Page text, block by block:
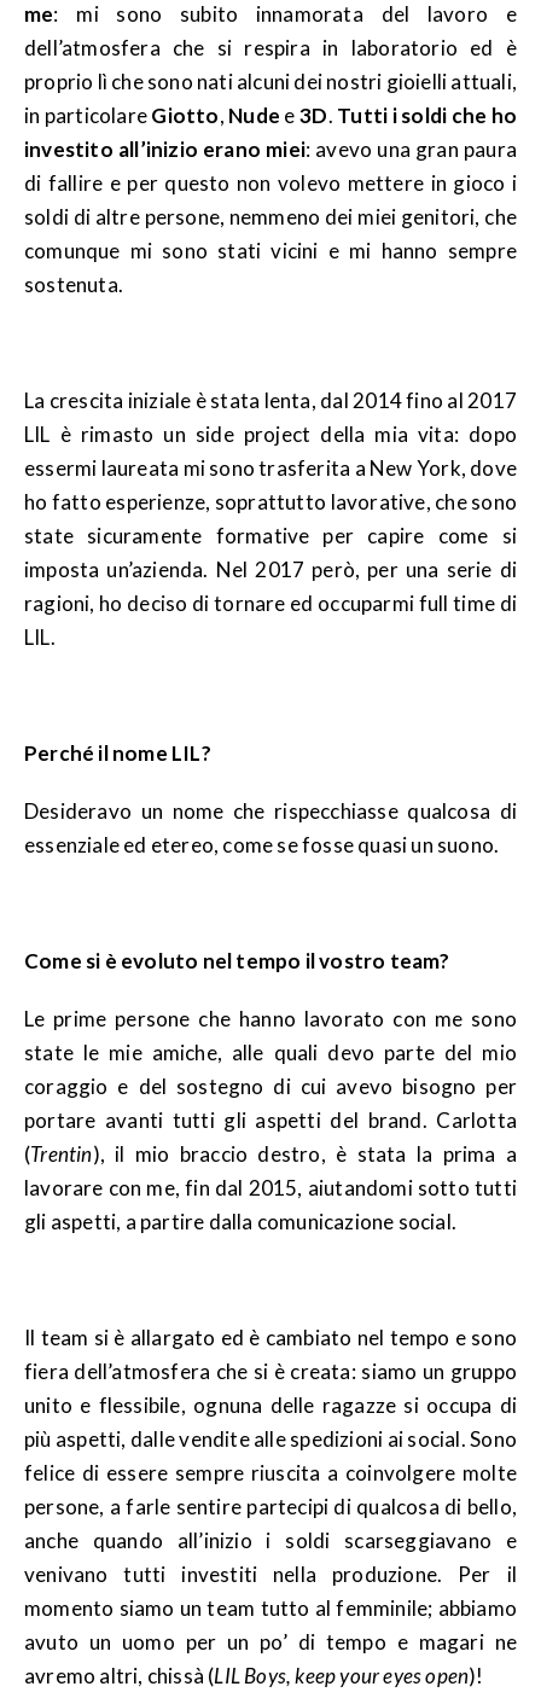
me: mi sono subito innamorata del lavoro e
dell’atmosfera che si respira in laboratorio ed è
proprio lì che sono nati alcuni dei nostri gioielli attuali,
in particolareGiotto, Nude e3D. Tutti i soldi che ho
investito all’inizio erano miei: avevo una gran paura
di fallire e per questo non volevo mettere in gioco i
soldi di altre persone, nemmeno dei miei genitori, che
comunque mi sono stati vicini e mi hanno sempre
sostenuta.
La crescita iniziale è stata lenta, dal 2014 fino al 2017
LIL è rimasto un side project della mia vita: dopo
essermi laureata mi sono trasferita a New York, dove
ho fatto esperienze, soprattutto lavorative, che sono
state sicuramente formative per capire come si
imposta un’azienda. Nel 2017 però, per una serie di
ragioni, ho deciso di tornare ed occuparmi full time di
LIL.
Perché il nome LIL?
Desideravo un nome che rispecchiasse qualcosa di
essenziale ed etereo, come se fosse quasi un suono.
Come si è evoluto nel tempo il vostro team?
Le prime persone che hanno lavorato con me sono
state le mie amiche, alle quali devo parte del mio
coraggio e del sostegno di cui avevo bisogno per
portare avanti tutti gli aspetti del brand. Carlotta
(Trentin), il mio braccio destro, è stata la prima a
lavorare con me, fin dal 2015, aiutandomi sotto tutti
gli aspetti, a partire dalla comunicazione social.
Il team si è allargato ed è cambiato nel tempo e sono
fiera dell’atmosfera che si è creata: siamo un gruppo
unito e flessibile, ognuna delle ragazze si occupa di
più aspetti, dalle vendite alle spedizioni ai social. Sono
felice di essere sempre riuscita a coinvolgere molte
persone, a farle sentire partecipi di qualcosa di bello,
anche quando all’inizio i soldi scarseggiavano e
venivano tutti investiti nella produzione. Per il
momento siamo un team tutto al femminile; abbiamo
avuto un uomo per un po’ di tempo e magari ne
avremo altri, chissà (LIL Boys, keep your eyes open)!